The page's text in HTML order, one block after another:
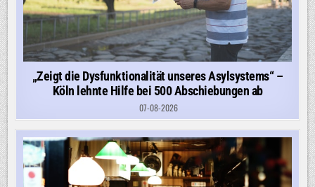
„Zeigt die Dysfunktionalität unseres Asylsystems“ –
Köln lehnte Hilfe bei 500 Abschiebungen ab
07-08-2026